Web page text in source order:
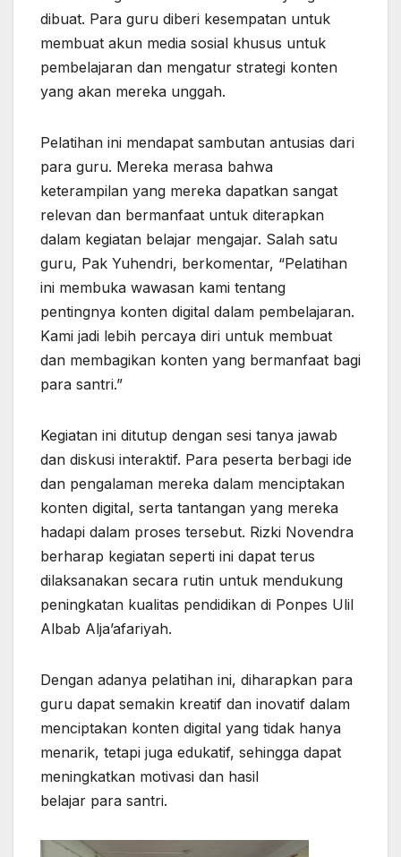
dibuat. Para guru diberi kesempatan untuk
membuat akun media sosial khusus untuk
pembelajaran dan mengatur strategi konten
yang akan mereka unggah.
Pelatihan ini mendapat sambutan antusias dari
para guru. Mereka merasa bahwa
keterampilan yang mereka dapatkan sangat
relevan dan bermanfaat untuk diterapkan
dalam kegiatan belajar mengajar. Salah satu
guru, Pak Yuhendri, berkomentar, “Pelatihan
ini membuka wawasan kami tentang
pentingnya konten digital dalam pembelajaran.
Kami jadi lebih percaya diri untuk membuat
dan membagikan konten yang bermanfaat bagi
para santri.”
Kegiatan ini ditutup dengan sesi tanya jawab
dan diskusi interaktif. Para peserta berbagi ide
dan pengalaman mereka dalam menciptakan
konten digital, serta tantangan yang mereka
hadapi dalam proses tersebut. Rizki Novendra
berharap kegiatan seperti ini dapat terus
dilaksanakan secara rutin untuk mendukung
peningkatan kualitas pendidikan di Ponpes Ulil
Albab Alja’afariyah.
Dengan adanya pelatihan ini, diharapkan para
guru dapat semakin kreatif dan inovatif dalam
menciptakan konten digital yang tidak hanya
menarik, tetapi juga edukatif, sehingga dapat
meningkatkan motivasi dan hasil
belajar para santri.